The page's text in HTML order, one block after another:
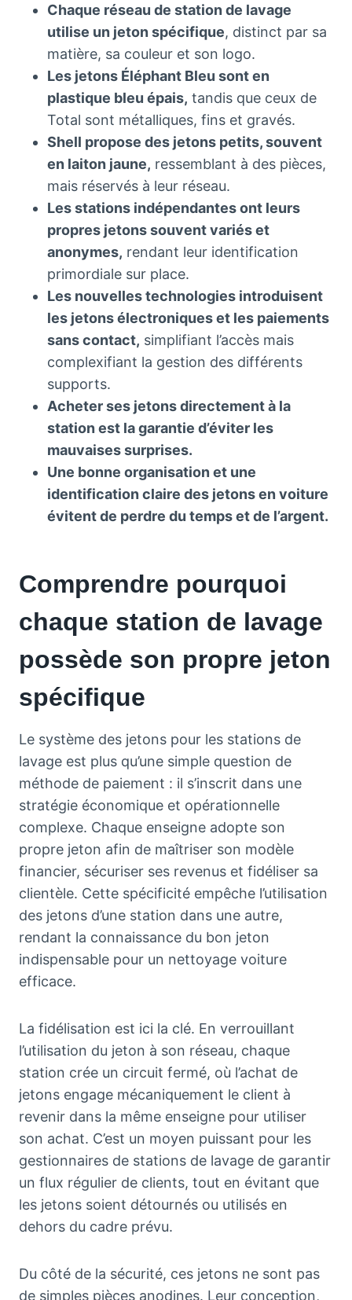
Chaque réseau de station de lavage
utilise un jeton spécifique, distinct par sa
matière, sa couleur et son logo.
Les jetons Éléphant Bleu sont en
plastique bleu épais, tandis que ceux de
Total sont métalliques, fins et gravés.
Shell propose des jetons petits, souvent
en laiton jaune, ressemblant à des pièces,
mais réservés à leur réseau.
Les stations indépendantes ont leurs
propres jetons souvent variés et
anonymes, rendant leur identification
primordiale sur place.
Les nouvelles technologies introduisent
les jetons électroniques et les paiements
sans contact, simplifiant l’accès mais
complexifiant la gestion des différents
supports.
Acheter ses jetons directement à la
station est la garantie d’éviter les
mauvaises surprises.
Une bonne organisation et une
identification claire des jetons en voiture
évitent de perdre du temps et de l’argent.
Comprendre pourquoi
chaque station de lavage
possède son propre jeton
spécifique
Le système des jetons pour les stations de
lavage est plus qu’une simple question de
méthode de paiement : il s’inscrit dans une
stratégie économique et opérationnelle
complexe. Chaque enseigne adopte son
propre jeton afin de maîtriser son modèle
financier, sécuriser ses revenus et fidéliser sa
clientèle. Cette spécificité empêche l’utilisation
des jetons d’une station dans une autre,
rendant la connaissance du bon jeton
indispensable pour un nettoyage voiture
efficace.
La fidélisation est ici la clé. En verrouillant
l’utilisation du jeton à son réseau, chaque
station crée un circuit fermé, où l’achat de
jetons engage mécaniquement le client à
revenir dans la même enseigne pour utiliser
son achat. C’est un moyen puissant pour les
gestionnaires de stations de lavage de garantir
un flux régulier de clients, tout en évitant que
les jetons soient détournés ou utilisés en
dehors du cadre prévu.
Du côté de la sécurité, ces jetons ne sont pas
de simples pièces anodines. Leur conception,